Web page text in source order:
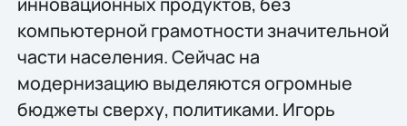
компьютерной грамотности значительной
части населения. Сейчас на
модернизацию выделяются огромные
бюджеты сверху, политиками. Игорь